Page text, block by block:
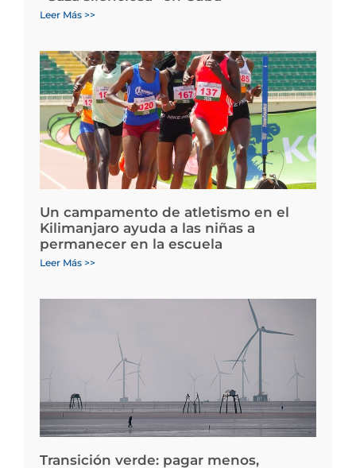
Leer Más >>
Un campamento de atletismo en el
Kilimanjaro ayuda a las niñas a
permanecer en la escuela
Leer Más >>
Transición verde: pagar menos,